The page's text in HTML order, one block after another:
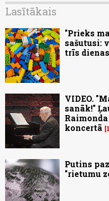
Lasītākais
"Prieks
sašutusi:
trīs
VIDEO.
sanāk!"
koncertā
1
Putins
"rietumu